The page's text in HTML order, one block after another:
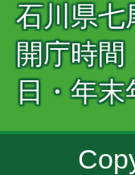
石川県
開庁時
日・年末